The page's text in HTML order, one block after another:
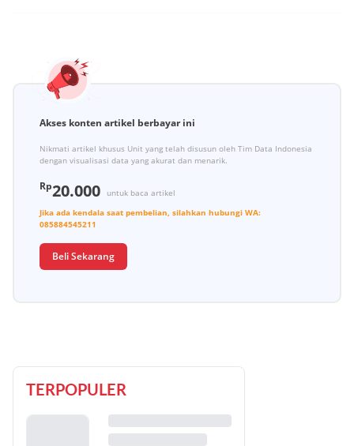
Akses konten artikel berbayar ini
Nikmati artikel khusus Unit yang telah disusun oleh Tim Data Indonesia
dengan visualisasi data yang akurat dan menarik.
Rp20.000
untuk baca artikel
Jika ada kendala saat pembelian, silahkan hubungi WA:
085884545211
Beli Sekarang
TERPOPULER